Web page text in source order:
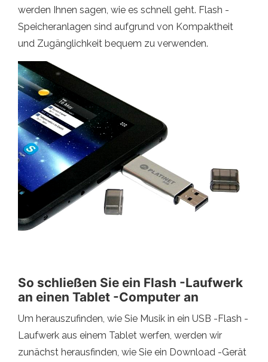
werden Ihnen sagen, wie es schnell geht. Flash -
Speicheranlagen sind aufgrund von Kompaktheit
und Zugänglichkeit bequem zu verwenden.
So schließen Sie ein Flash -Laufwerk
an einen Tablet -Computer an
Um herauszufinden, wie Sie Musik in ein USB -Flash -
Laufwerk aus einem Tablet werfen, werden wir
zunächst herausfinden, wie Sie ein Download -Gerät